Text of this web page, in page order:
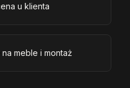
u klienta
meble i montaż